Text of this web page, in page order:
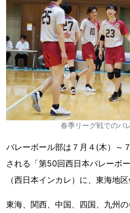
春季リーグ戦でのバ
バレーボール部は７月４(木）～
される「第50回西日本バレーボ
（西日本インカレ）に、東海地
東海、関西、中国、四国、九州